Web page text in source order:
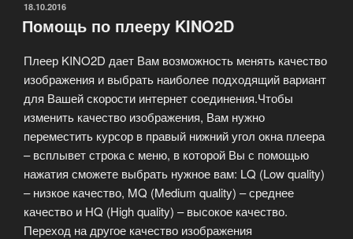
ОПУБЛИКОВАНО
18.10.2016
Помощь по плееру KINO2D
Плеер KINO2D дает Вам возможность менять качество
изображения и выбрать наиболее подходящий вариант
для Вашей скорости интернет соединения.Чтобы
изменить качество изображения, Вам нужно
переместить курсор в правый нижний угол окна плеера
– всплывет строка с меню, в которой Вы с помощью
нажатия сможете выбрать нужное вам: LQ (Low quality)
– низкое качество, MQ (Medium quality) – среднее
качество и HQ (High quality) – высокое качество.
Переход на другое качество изображения